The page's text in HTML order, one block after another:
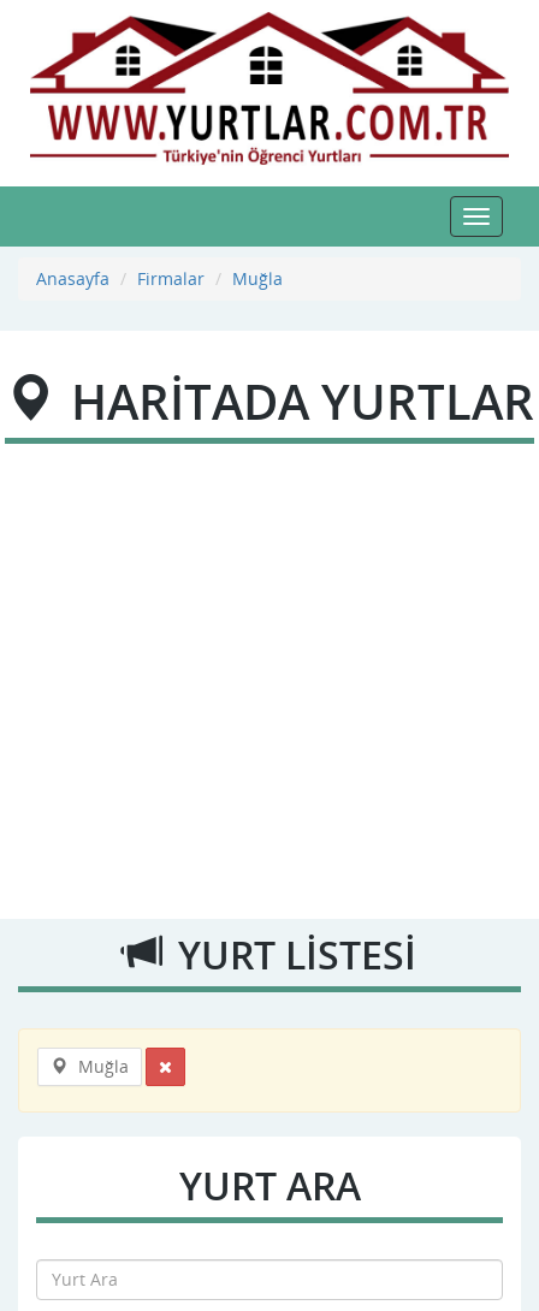
Toggle
Anasayfa
Firmalar Muğla
HARİTADA YURTLAR
YURT LİSTESİ
Muğla
YURT ARA